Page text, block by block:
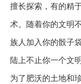
擅长探索，有的精
术。随着你的文明
族人加入你的骰子
陆上不止你一个文
为了肥沃的土地和